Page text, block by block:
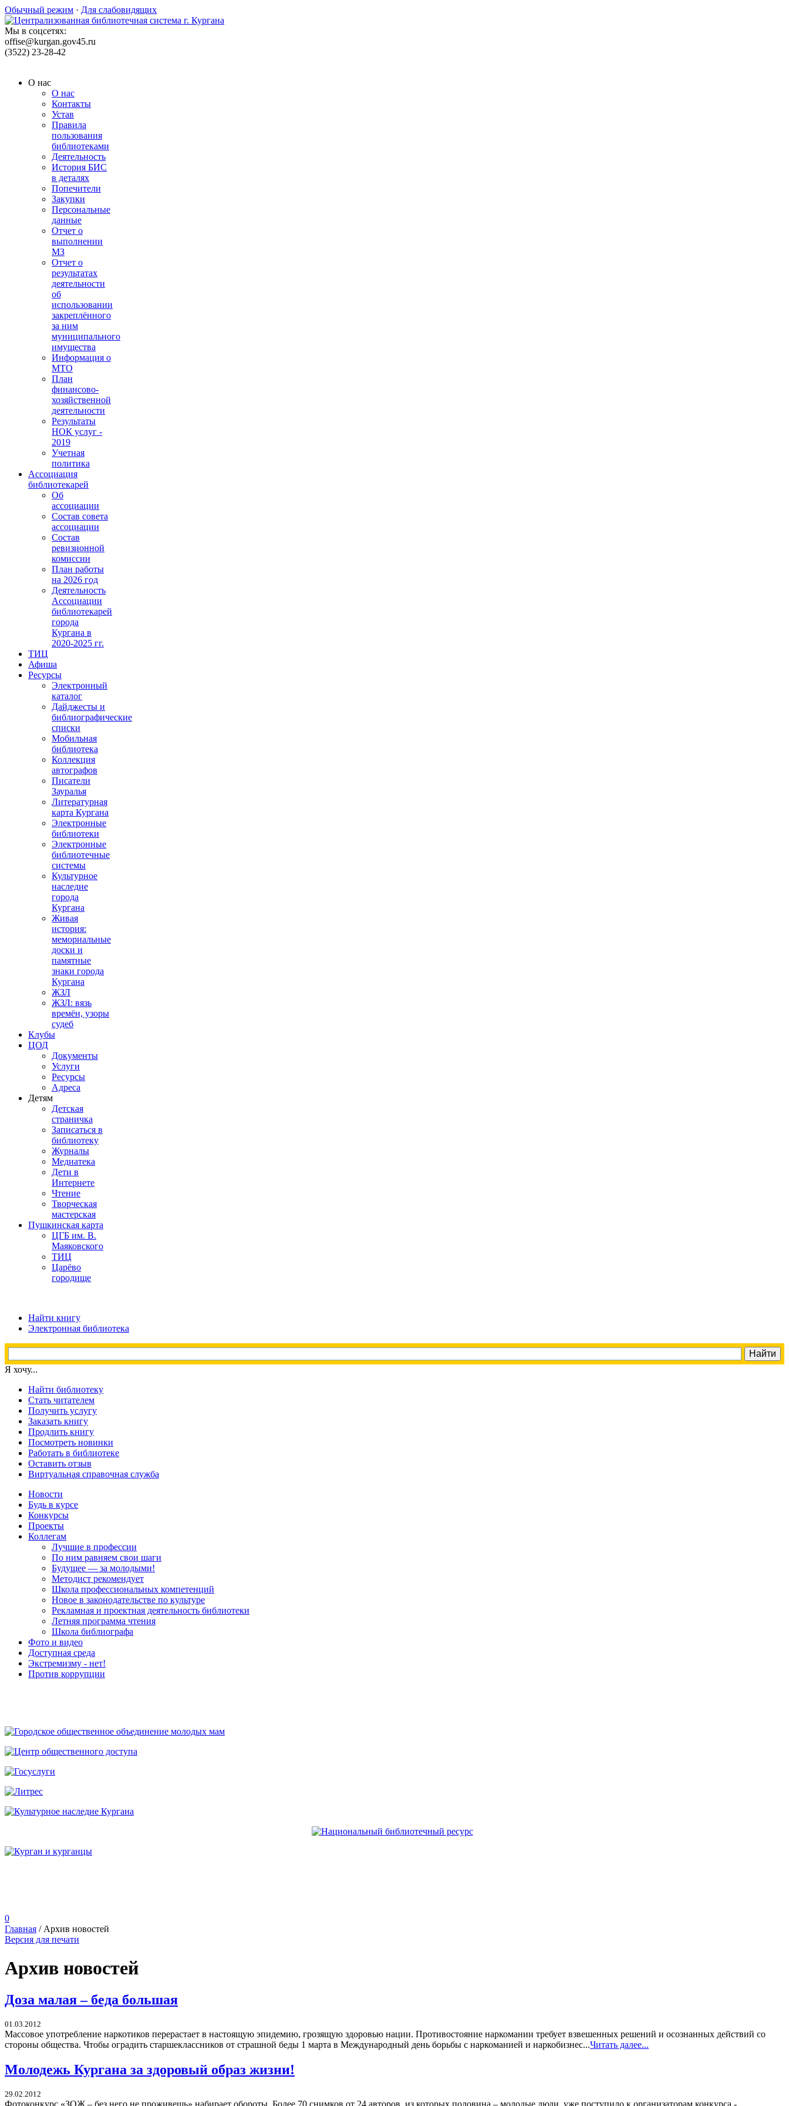
Обычный режим · Для слабовидящих
Мы в соцсетях:
offise@kurgan.gov45.ru
(3522) 23-28-42
О нас
О нас
Контакты
Устав
Правила
пользования
библиотеками
Деятельность
История БИС
в деталях
Попечители
Закупки
Персональные
данные
Отчет о
выполнении
МЗ
Отчет о
результатах
деятельности
об
использовании
закреплённого
за ним
муниципального
имущества
Информация о
МТО
План
финансово-
хозяйственной
деятельности
Результаты
НОК услуг -
2019
Учетная
политика
Ассоциация
библиотекарей
Об
ассоциации
Состав совета
ассоциации
Состав
ревизионной
комиссии
План работы
на 2026 год
Деятельность
Ассоциации
библиотекарей
города
Кургана в
2020-2025 гг.
ТИЦ
Афиша
Ресурсы
Электронный
каталог
Дайджесты и
библиографические
списки
Мобильная
библиотека
Коллекция
автографов
Писатели
Зауралья
Литературная
карта Кургана
Электронные
библиотеки
Электронные
библиотечные
системы
Культурное
наследие
города
Кургана
Живая
история:
мемориальные
доски и
памятные
знаки города
Кургана
ЖЗЛ
ЖЗЛ: вязь
времён, узоры
судеб
Клубы
ЦОД
Документы
Услуги
Ресурсы
Адреса
Детям
Детская
страничка
Записаться в
библиотеку
Журналы
Медиатека
Дети в
Интернете
Чтение
Творческая
мастерская
Пушкинская карта
ЦГБ им. В.
Маяковского
ТИЦ
Царёво
городище
Найти книгу
Электронная библиотека
Я хочу...
Найти библиотеку
Стать читателем
Получить услугу
Заказать книгу
Продлить книгу
Посмотреть новинки
Работать в библиотеке
Оставить отзыв
Виртуальная справочная служба
Новости
Будь в курсе
Конкурсы
Проекты
Коллегам
Лучшие в профессии
По ним равняем свои шаги
Будущее — за молодыми!
Методист рекомендует
Школа профессиональных компетенций
Новое в законодательстве по культуре
Рекламная и проектная деятельность библиотеки
Летняя программа чтения
Школа библиографа
Фото и видео
Доступная среда
Экстремизму - нет!
Против коррупции
0
Главная / Архив новостей
Версия для печати
Архив новостей
Доза малая – беда большая
01.03.2012
Массовое употребление наркотиков перерастает в настоящую эпидемию, грозящую здоровью нации. Противостояние наркомании требует взвешенных решений и осознанных действий со
стороны общества. Чтобы оградить старшеклассников от страшной беды 1 марта в Международный день борьбы с наркоманией и наркобизнес...Читать далее...
Молодежь Кургана за здоровый образ жизни!
29.02.2012
Фотоконкурс «ЗОЖ – без него не проживешь» набирает обороты. Более 70 снимков от 24 авторов, из которых половина – молодые люди, уже поступило к организаторам конкурса -